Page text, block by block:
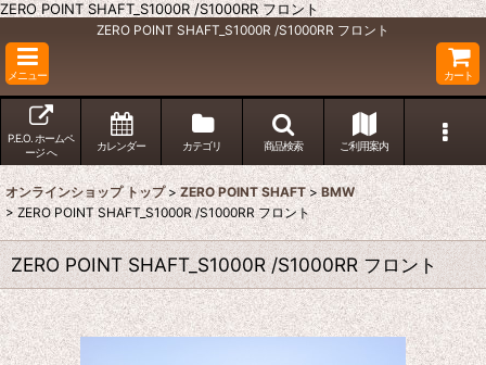
ZERO POINT SHAFT_S1000R /S1000RR フロント
ZERO POINT SHAFT_S1000R /S1000RR フロント
メニュー カート
P.E.O. ホームペ
ージ へ
カレンダー カテゴリ 商品検索 ご利用案内
オンラインショップ トップ > ZERO POINT SHAFT > BMW
> ZERO POINT SHAFT_S1000R /S1000RR フロント
ZERO POINT SHAFT_S1000R /S1000RR フロント